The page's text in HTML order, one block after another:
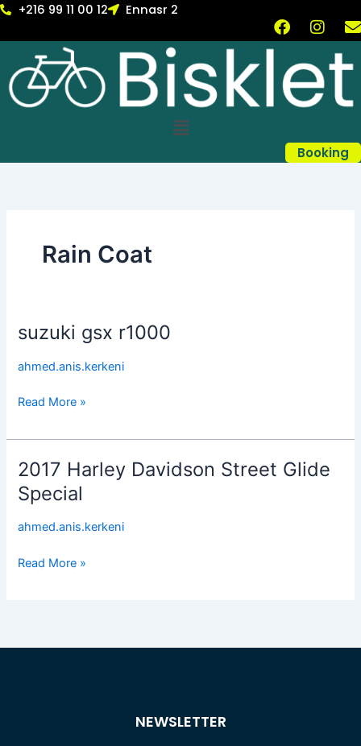
Skip+216 99 11 00 12 Ennasr 2
F
a
e
b
o
k
I
n
t
a
g
a
m
E
n
v
e
o
e
Menu
Booking
Rain Coat
suzuki gsx r1000
ahmed.anis.kerkeni
suzuki
r1000
Read More »
2017 Harley Davidson Street Glide
Special
ahmed.anis.kerkeni
2017
Harley
Davidson
Street
Special
Read More »
NEWSLETTER